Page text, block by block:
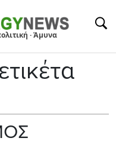
· Άμυνα